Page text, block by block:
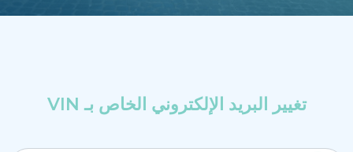
تغيير البريد الإلكتروني الخاص بـ VIN